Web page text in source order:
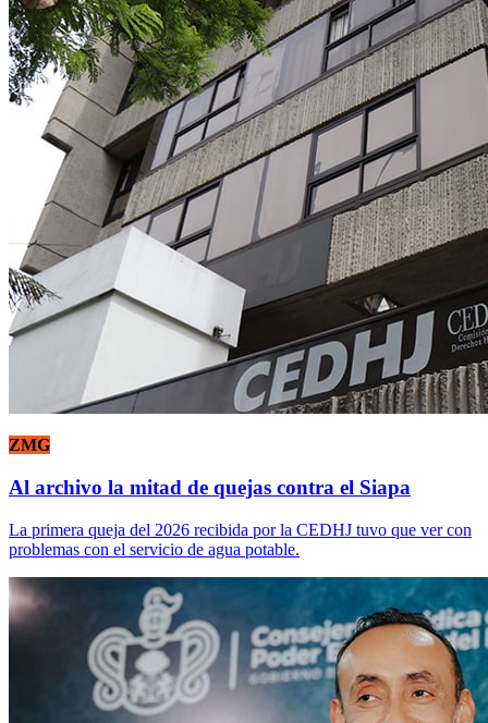
ZMG
Al archivo la mitad de quejas contra el Siapa
La primera queja del 2026 recibida por la CEDHJ tuvo que ver con
problemas con el servicio de agua potable.